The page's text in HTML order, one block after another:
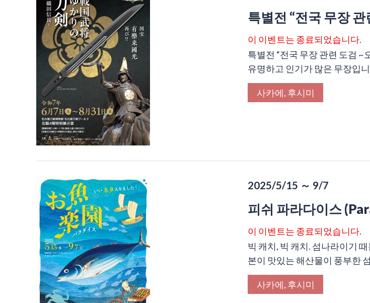
특별전 “전국 무장
이 이벤트는 종료되었습니다.
특별전 “전국 무장 관련 도검
유명하고 인기가 많은 무장입
사카에, 후시미
2025/5/15 ～ 9/7
피쉬 파라다이스
이 이벤트는 종료되었습니다.
빅 캐치, 빅 캐치. 섬나라이기
본이 맛있는 해산물이 풍부한
사카에, 후시미